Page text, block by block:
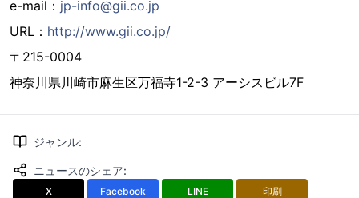
e-mail： jp-info@gii.co.jp
URL： http://www.gii.co.jp/
〒215-0004
神奈川県川崎市麻生区万福寺1-2-3 アーシスビル7F
ジャンル:
ニュースのシェア:
X Facebook LINE 印刷